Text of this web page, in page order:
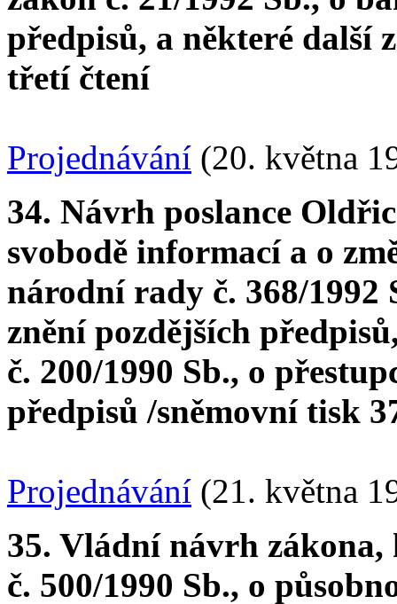
předpisů, a některé další
třetí čtení
Projednávání (20. května
34. Návrh poslance
svobodě informací a o
národní rady č. 368/1992
znění pozdějších
č. 200/1990 Sb., o
předpisů /sněmovní tisk
Projednávání (21. května
35. Vládní návrh
č. 500/1990 Sb., o